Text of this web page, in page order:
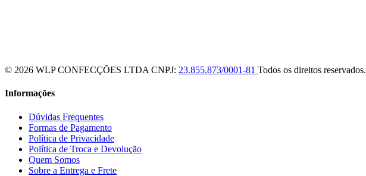
© 2026 WLP CONFECÇÕES LTDA CNPJ: 23.855.873/0001-81 Todos os direitos reservados.
Informações
Dúvidas Frequentes
Formas de Pagamento
Política de Privacidade
Política de Troca e Devolução
Quem Somos
Sobre a Entrega e Frete